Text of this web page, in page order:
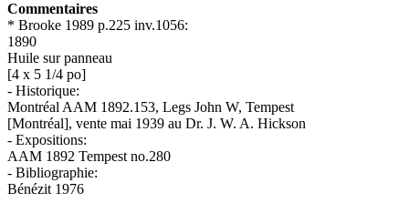
Commentaires
* Brooke 1989 p.225 inv.1056:
1890
Huile sur panneau
[4 x 5 1/4 po]
- Historique:
Montréal AAM 1892.153, Legs John W, Tempest
[Montréal], vente mai 1939 au Dr. J. W. A. Hickson
- Expositions:
AAM 1892 Tempest no.280
- Bibliographie:
Bénézit 1976